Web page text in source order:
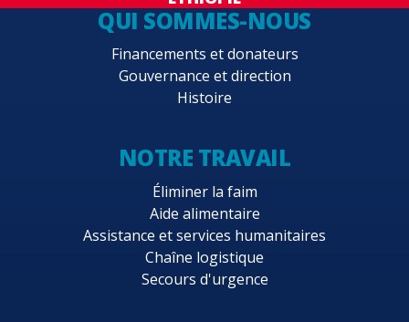
QUI SOMMES-NOUS
Financements et donateurs
Gouvernance et direction
Histoire
NOTRE TRAVAIL
Éliminer la faim
Aide alimentaire
Assistance et services humanitaires
Chaîne logistique
Secours d'urgence